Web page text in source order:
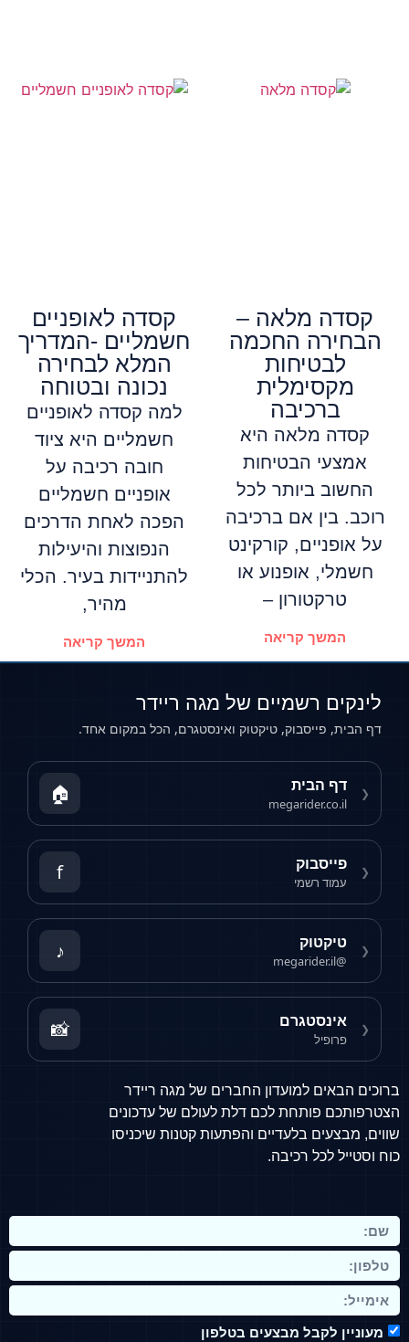
קסדה מלאה –
הבחירה החכמה
לבטיחות
מקסימלית
ברכיבה
קסדה מלאה היא
אמצעי הבטיחות
החשוב ביותר לכל
רוכב. בין אם ברכיבה
על אופניים, קורקינט
חשמלי, אופנוע או
טרקטורון –
המשך קריאה
קסדה לאופניים
חשמליים -המדריך
המלא לבחירה
נכונה ובטוחה
למה קסדה לאופניים
חשמליים היא ציוד
חובה רכיבה על
אופניים חשמליים
הפכה לאחת הדרכים
הנפוצות והיעילות
להתניידות בעיר. הכלי
מהיר,
המשך קריאה
ברוכים הבאים למועדון החברים של מגה ריידר
הצטרפותכם פותחת לכם דלת לעולם של עדכונים
שווים, מבצעים בלעדיים והפתעות קטנות שיכניסו
כוח וסטייל לכל רכיבה.
מעוניין לקבל מבצעים בטלפון
לינקים רשמיים של מגה ריידר
דף הבית, פייסבוק, טיקטוק ואינסטגרם, הכל במקום אחד.
❮ דף הבית
megarider.co.il
🏠
❮ פייסבוק
עמוד רשמי f
❮ טיקטוק
@megarider.il
♪
❮ אינסטגרם
פרופיל 📸